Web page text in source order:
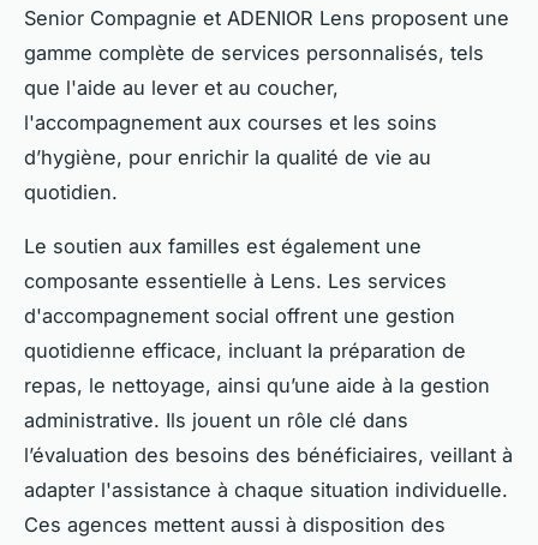
Senior Compagnie et ADENIOR Lens proposent une
gamme complète de services personnalisés, tels
que l'aide au lever et au coucher,
l'accompagnement aux courses et les soins
d’hygiène, pour enrichir la qualité de vie au
quotidien.
Le soutien aux familles est également une
composante essentielle à Lens. Les services
d'accompagnement social offrent une gestion
quotidienne efficace, incluant la préparation de
repas, le nettoyage, ainsi qu’une aide à la gestion
administrative. Ils jouent un rôle clé dans
l’évaluation des besoins des bénéficiaires, veillant à
adapter l'assistance à chaque situation individuelle.
Ces agences mettent aussi à disposition des